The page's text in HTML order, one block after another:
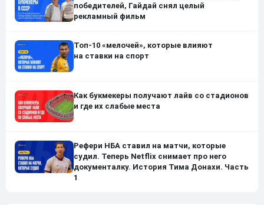
победителей, Гайдай снял целый
рекламный фильм
Топ-10 «мелочей», которые влияют
на ставки на спорт
Как букмекеры получают лайв со стадионов
и где их слабые места
Рефери НБА ставил на матчи, которые
судил. Теперь Netflix снимает про него
документалку. История Тима Донахи. Часть
1